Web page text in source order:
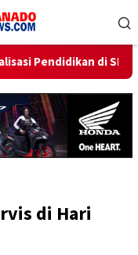
1 Palu Lewat
di Hari